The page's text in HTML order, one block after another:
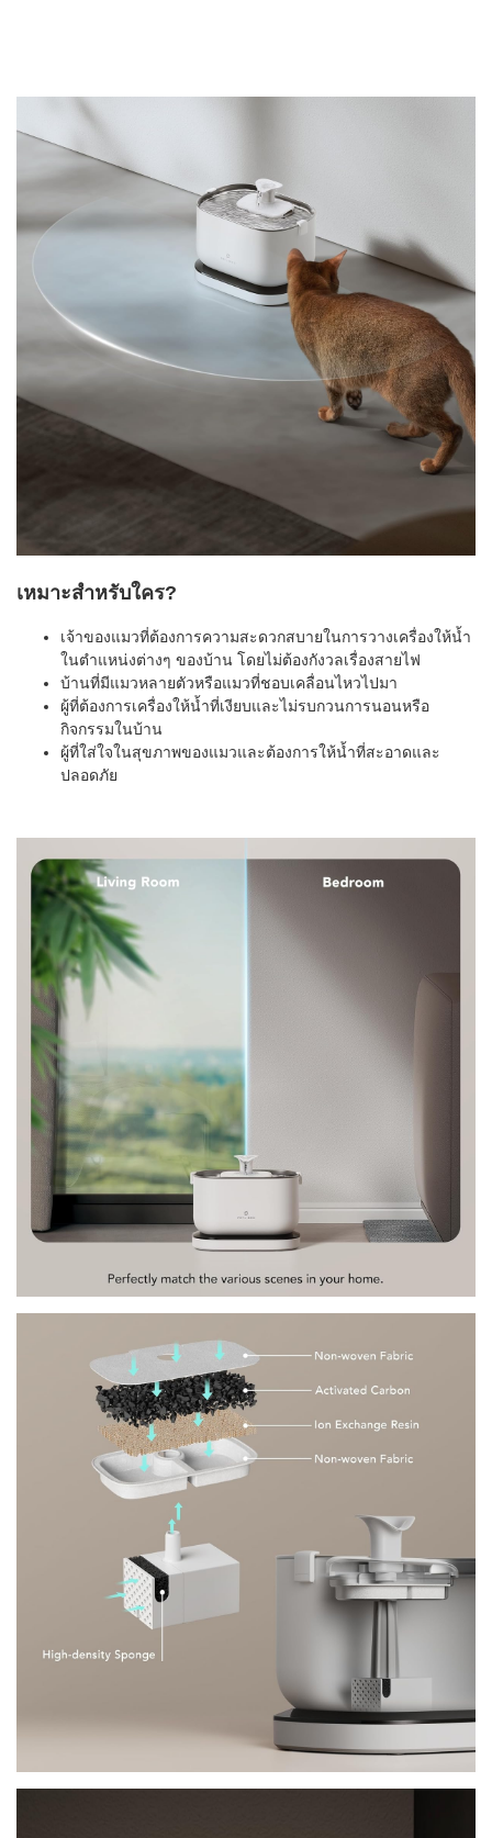
เหมาะสำหรับใคร?
เจ้าของแมวที่ต้องการความสะดวกสบายในการวางเครื่องให้น้ำ
ในตำแหน่งต่างๆ ของบ้าน โดยไม่ต้องกังวลเรื่องสายไฟ
บ้านที่มีแมวหลายตัวหรือแมวที่ชอบเคลื่อนไหวไปมา
ผู้ที่ต้องการเครื่องให้น้ำที่เงียบและไม่รบกวนการนอนหรือ
กิจกรรมในบ้าน
ผู้ที่ใส่ใจในสุขภาพของแมวและต้องการให้น้ำที่สะอาดและ
ปลอดภัย